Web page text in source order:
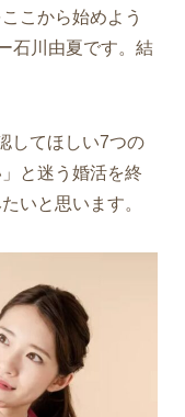
こから始めよう
石川由夏です。結
してほしい7つの
と迷う婚活を終
いと思います。